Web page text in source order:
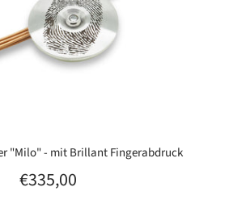
"Milo" - mit Brillant Fingerabdruck
€335,00